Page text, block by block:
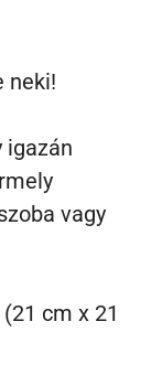
neki!
igazán
vagy
cm x 21